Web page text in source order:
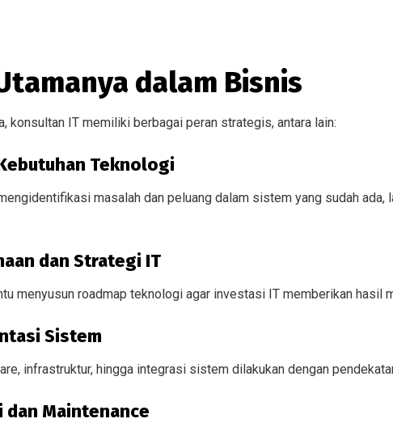
dalam Bisnis
konsultan IT memiliki berbagai peran strategis, antara lain:
Teknologi
masalah dan peluang dalam sistem yang sudah ada,
dan Strategi IT
menyusun roadmap teknologi agar investasi IT memberikan hasil
Sistem
infrastruktur, hingga integrasi sistem dilakukan dengan
dan Maintenance